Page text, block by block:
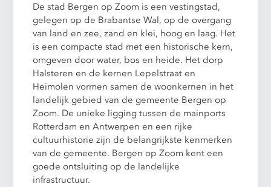
De stad Bergen op Zoom is een vestingstad,
gelegen op de Brabantse Wal, op de overgang
van land en zee, zand en klei, hoog en laag. Het
is een compacte stad met een historische kern,
omgeven door water, bos en heide. Het dorp
Halsteren en de kernen Lepelstraat en
Heimolen vormen samen de woonkernen in het
landelijk gebied van de gemeente Bergen op
Zoom. De unieke ligging tussen de mainports
Rotterdam en Antwerpen en een rijke
cultuurhistorie zijn de belangrijkste kenmerken
van de gemeente. Bergen op Zoom kent een
goede ontsluiting op de landelijke
infrastructuur.